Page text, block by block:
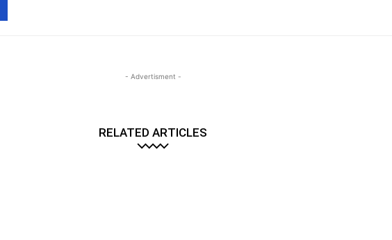
- Advertisment -
RELATED ARTICLES